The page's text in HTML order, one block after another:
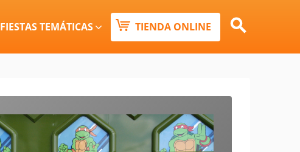
FIESTAS TEMÁTICAS TIENDA ONLINE Buscar: